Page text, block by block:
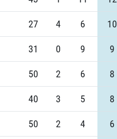
27 4 6 10
31 0 9 9
50 2 6 8
40 3 5 8
50 2 4 6